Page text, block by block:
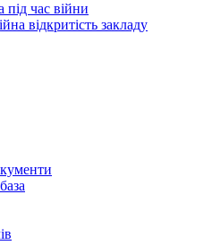
під час війни
відкритість закладу